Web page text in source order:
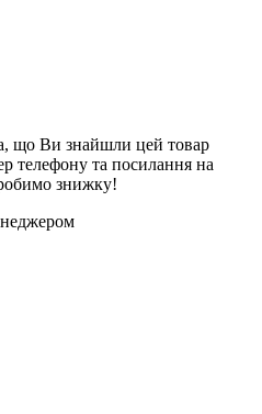
що Ви знайшли цей товар
телефону та посилання на
знижку!